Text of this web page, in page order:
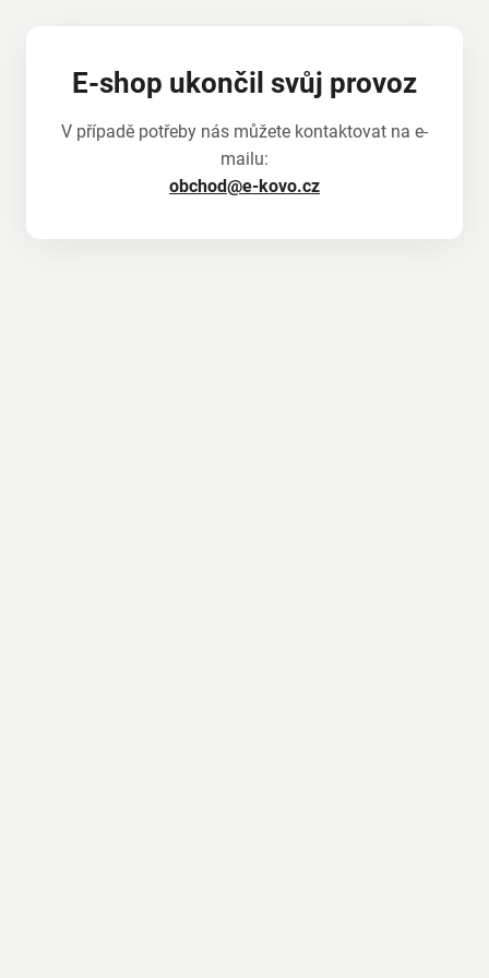
E-shop ukončil svůj provoz
V případě potřeby nás můžete kontaktovat na e-
mailu:
obchod@e-kovo.cz